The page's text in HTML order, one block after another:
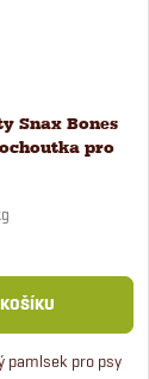
Snax Bones
pro
pamlsek pro psy